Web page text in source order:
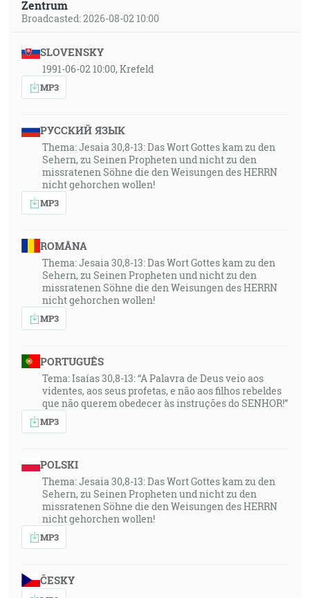
Zentrum
Broadcasted: 2026-08-02 10:00
SLOVENSKY
1991-06-02 10:00, Krefeld
MP3
РУССКИЙ ЯЗЫК
Thema: Jesaia 30,8-13: Das Wort Gottes kam zu den
Sehern, zu Seinen Propheten und nicht zu den
missratenen Söhne die den Weisungen des HERRN
nicht gehorchen wollen!
MP3
ROMÂNA
Thema: Jesaia 30,8-13: Das Wort Gottes kam zu den
Sehern, zu Seinen Propheten und nicht zu den
missratenen Söhne die den Weisungen des HERRN
nicht gehorchen wollen!
MP3
PORTUGUÊS
Tema: Isaías 30,8-13: “A Palavra de Deus veio aos
videntes, aos seus profetas, e não aos filhos rebeldes
que não querem obedecer às instruções do SENHOR!”
MP3
POLSKI
Thema: Jesaia 30,8-13: Das Wort Gottes kam zu den
Sehern, zu Seinen Propheten und nicht zu den
missratenen Söhne die den Weisungen des HERRN
nicht gehorchen wollen!
MP3
ČESKY